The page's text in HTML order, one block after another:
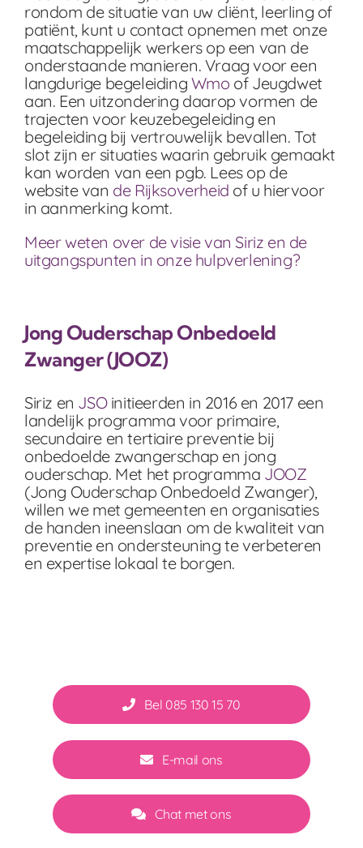
rondom de situatie van uw cliënt, leerling of
patiënt, kunt u contact opnemen met onze
maatschappelijk werkers op een van de
onderstaande manieren. Vraag voor een
langdurige begeleiding Wmo of Jeugdwet
aan. Een uitzondering daarop vormen de
trajecten voor keuzebegeleiding en
begeleiding bij vertrouwelijk bevallen. Tot
slot zijn er situaties waarin gebruik gemaakt
kan worden van een pgb. Lees op de
website van de Rijksoverheid of u hiervoor
in aanmerking komt.
Meer weten over de visie van Siriz en de
uitgangspunten in onze hulpverlening?
Jong Ouderschap Onbedoeld
Zwanger (JOOZ)
Siriz en JSOinitieerden in 2016 en 2017 een
landelijk programma voor primaire,
secundaire en tertiaire preventie bij
onbedoelde zwangerschap en jong
ouderschap. Met het programma JOOZ
(Jong Ouderschap Onbedoeld Zwanger),
willen we met gemeenten en organisaties
de handen ineenslaan om de kwaliteit van
preventie en ondersteuning te verbeteren
en expertise lokaal te borgen.
Bel 085 130 15 70
E-mail ons
Chat met ons